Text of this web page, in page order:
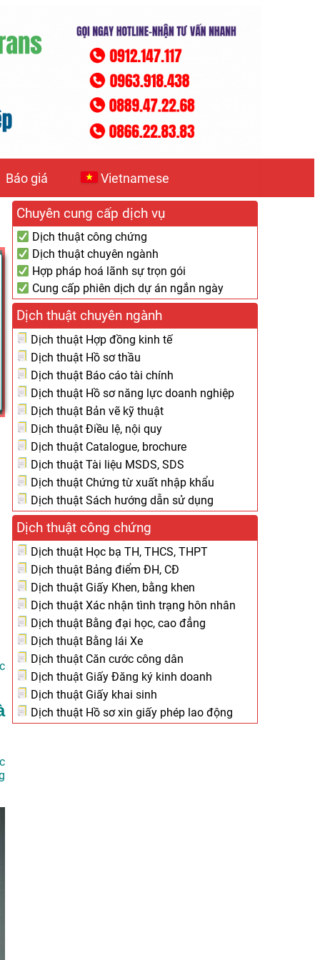
Báo giá Vietnamese
Chuyên cung cấp dịch vụ
Dịch thuật công chứng
Dịch thuật chuyên ngành
Hợp pháp hoá lãnh sự trọn gói
Cung cấp phiên dịch dự án ngắn ngày
Dịch thuật chuyên ngành
Dịch thuật Hợp đồng kinh tế
Dịch thuật Hồ sơ thầu
Dịch thuật Báo cáo tài chính
Dịch thuật Hồ sơ năng lực doanh nghiệp
Dịch thuật Bản vẽ kỹ thuật
Dịch thuật Điều lệ, nội quy
Dịch thuật Catalogue, brochure
Dịch thuật Tài liệu MSDS, SDS
Dịch thuật Chứng từ xuất nhập khẩu
Dịch thuật Sách hướng dẫn sử dụng
Dịch thuật công chứng
Dịch thuật Học bạ TH, THCS, THPT
Dịch thuật Bảng điểm ĐH, CĐ
Dịch thuật Giấy Khen, bằng khen
Dịch thuật Xác nhận tình trạng hôn nhân
Dịch thuật Bằng đại học, cao đẳng
Dịch thuật Bằng lái Xe
Dịch thuật Căn cước công dân
Dịch thuật Giấy Đăng ký kinh doanh
Dịch thuật Giấy khai sinh
Dịch thuật Hồ sơ xin giấy phép lao động